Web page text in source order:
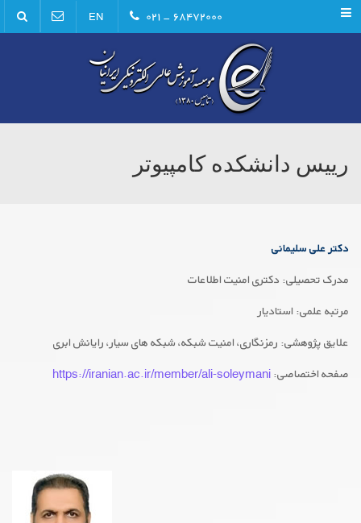
Menu ۶۸۴۷۲۰۰۰ - ۰۲۱ EN
رییس دانشکده کامپیوتر
دکتر علی سلیمانی
مدرک تحصیلی: دکتری امنیت اطلاعات
مرتبه علمی: استادیار
علایق پژوهشی: رمزنگاری، امنیت شبکه، شبکه های سیار، رایانش ابری
صفحه اختصاصی:https://iranian.ac.ir/member/ali-soleymani